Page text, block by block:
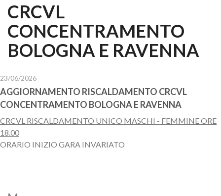
CRCVL
CONCENTRAMENTO
BOLOGNA E RAVENNA
23/06/2026
AGGIORNAMENTO RISCALDAMENTO CRCVL
CONCENTRAMENTO BOLOGNA E RAVENNA
CRCVL RISCALDAMENTO UNICO MASCHI - FEMMINE ORE
18.00
ORARIO INIZIO GARA INVARIATO